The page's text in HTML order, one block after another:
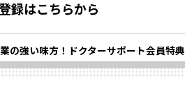
録はこちらから
の強い味方！ドクターサポート会員特典